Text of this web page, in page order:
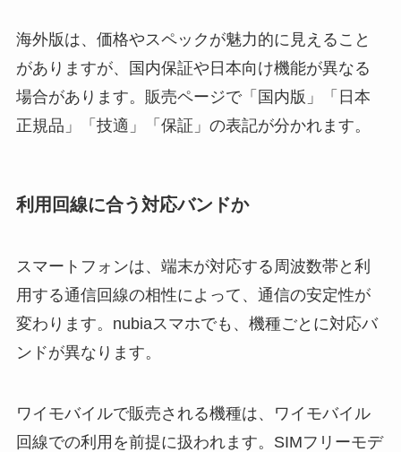
海外版は、価格やスペックが魅力的に見えること
がありますが、国内保証や日本向け機能が異なる
場合があります。販売ページで「国内版」「日本
正規品」「技適」「保証」の表記が分かれます。
利用回線に合う対応バンドか
スマートフォンは、端末が対応する周波数帯と利
用する通信回線の相性によって、通信の安定性が
変わります。nubiaスマホでも、機種ごとに対応バ
ンドが異なります。
ワイモバイルで販売される機種は、ワイモバイル
回線での利用を前提に扱われます。SIMフリーモデ